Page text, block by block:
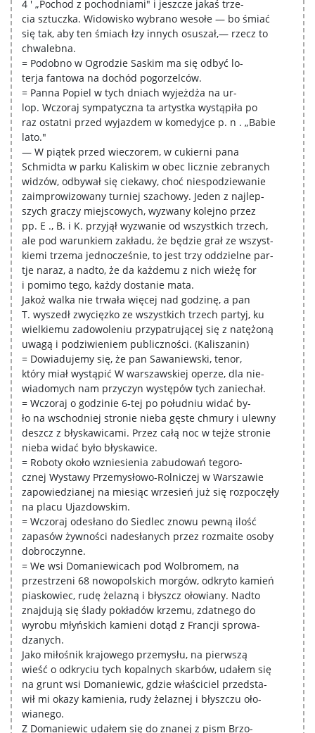
4 ' „Pochod z pochodniami" i jeszcze jakaś trze-
cia sztuczka. Widowisko wybrano wesołe — bo śmiać
się tak, aby ten śmiach łzy innych osuszał,— rzecz to
chwalebna.
= Podobno w Ogrodzie Saskim ma się odbyć lo-
terja fantowa na dochód pogorzelców.
= Panna Popiel w tych dniach wyjeżdża na ur-
lop. Wczoraj sympatyczna ta artystka wystąpiła po
raz ostatni przed wyjazdem w komedyjce p. n . „Babie
lato."
— W piątek przed wieczorem, w cukierni pana
Schmidta w parku Kaliskim w obec licznie zebranych
widzów, odbywał się ciekawy, choć niespodziewanie
zaimprowizowany turniej szachowy. Jeden z najlep-
szych graczy miejscowych, wyzwany kolejno przez
pp. E ., B. i K. przyjął wyzwanie od wszystkich trzech,
ale pod warunkiem zakładu, że będzie grał ze wszyst-
kiemi trzema jednocześnie, to jest trzy oddzielne par-
tje naraz, a nadto, że da każdemu z nich wieżę for
i pomimo tego, każdy dostanie mata.
Jakoż walka nie trwała więcej nad godzinę, a pan
T. wyszedł zwycięzko ze wszystkich trzech partyj, ku
wielkiemu zadowoleniu przypatrującej się z natężoną
uwagą i podziwieniem publiczności. (Kaliszanin)
= Dowiadujemy się, że pan Sawaniewski, tenor,
który miał wystąpić W warszawskiej operze, dla nie-
wiadomych nam przyczyn występów tych zaniechał.
= Wczoraj o godzinie 6-tej po południu widać by-
ło na wschodniej stronie nieba gęste chmury i ulewny
deszcz z błyskawicami. Przez całą noc w tejże stronie
nieba widać było błyskawice.
= Roboty około wzniesienia zabudowań tegoro-
cznej Wystawy Przemysłowo-Rolniczej w Warszawie
zapowiedzianej na miesiąc wrzesień już się rozpoczęły
na placu Ujazdowskim.
= Wczoraj odesłano do Siedlec znowu pewną ilość
zapasów żywności nadesłanych przez rozmaite osoby
dobroczynne.
= We wsi Domaniewicach pod Wolbromem, na
przestrzeni 68 nowopolskich morgów, odkryto kamień
piaskowiec, rudę żelazną i błyszcz ołowiany. Nadto
znajdują się ślady pokładów krzemu, zdatnego do
wyrobu młyńskich kamieni dotąd z Francji sprowa-
dzanych.
Jako miłośnik krajowego przemysłu, na pierwszą
wieść o odkryciu tych kopalnych skarbów, udałem się
na grunt wsi Domaniewic, gdzie właściciel przedsta-
wił mi okazy kamienia, rudy żelaznej i błyszczu oło-
wianego.
Z Domaniewic udałem się do znanej z pism Brzo-